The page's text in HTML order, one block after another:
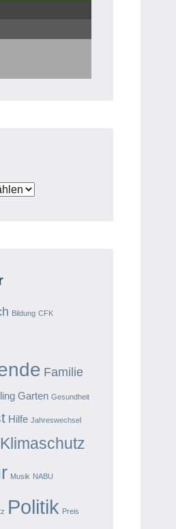
Bildung CFK
Familie
Garten Gesundheit
Hilfe Jahreswechsel
Klimaschutz
Musik NABU
Politik Preis